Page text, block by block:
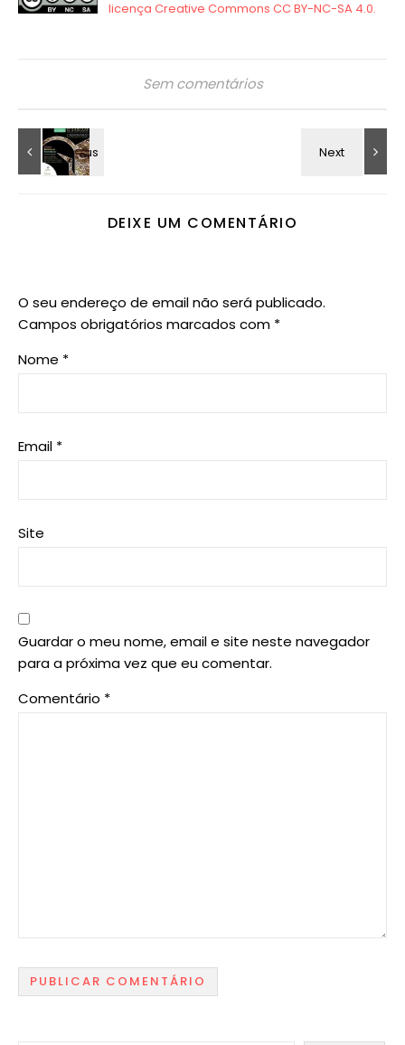
Sem comentários
DEIXE UM COMENTÁRIO
O seu endereço de email não será publicado.
Campos obrigatórios marcados com *
Nome *
Email *
Site
Guardar o meu nome, email e site neste navegador
para a próxima vez que eu comentar.
Comentário *